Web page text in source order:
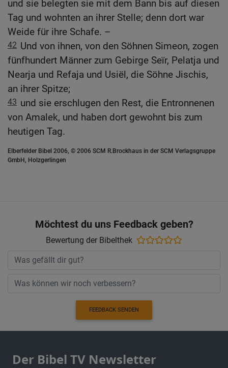
und sie belegten sie mit dem Bann bis auf diesen
Tag und wohnten an ihrer Stelle; denn dort war
Weide für ihre Schafe. –
42 Und von ihnen, von den Söhnen Simeon, zogen
fünfhundert Männer zum Gebirge Seïr, Pelatja und
Nearja und Refaja und Usiël, die Söhne Jischis,
an ihrer Spitze;
43 und sie erschlugen den Rest, die Entronnenen
von Amalek, und haben dort gewohnt bis zum
heutigen Tag.
Elberfelder Bibel 2006, © 2006 SCM R.Brockhaus in der SCM Verlagsgruppe
GmbH, Holzgerlingen
Möchtest du uns Feedback geben?
Bewertung der Bibelthek
FEEDBACK SENDEN
Der Bibel TV Newsletter